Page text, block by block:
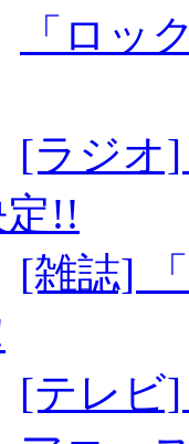
「ロッ
[ラジオ
!!
[雑誌]
[テレビ